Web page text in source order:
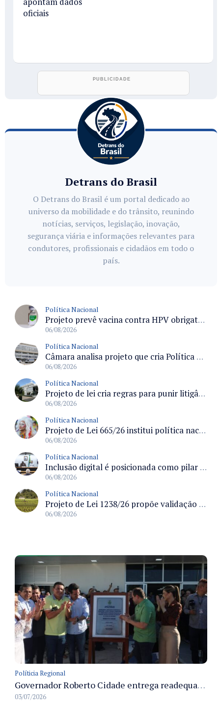
oficiais
Detrans do Brasil
O Detrans do Brasil é um portal dedicado ao
universo da mobilidade e do trânsito, reunindo
notícias, serviços, legislação, inovação,
segurança viária e informações relevantes para
condutores, profissionais e cidadãos em todo o
país.
Política Nacional
Projeto prevê vacina contra HPV obrigatória e testes moleculares para rastreamento do câncer do colo do útero
06/08/2026
Política Nacional
Câmara analisa projeto que cria Política Nacional de Qualificação e Valorização da Preceptoria na Residência Médica
06/08/2026
Política Nacional
Projeto de lei cria regras para punir litigância abusiva reversa e integrar sistemas do Judiciário
06/08/2026
Política Nacional
Projeto de Lei 665/26 institui política nacional para prevenção ao transfeminicídio e prevê medidas de proteção e reparação
06/08/2026
Política Nacional
Inclusão digital é posicionada como pilar essencial da reurbanização de favelas e periferias
06/08/2026
Política Nacional
Projeto de Lei 1238/26 propõe validação automática do Cadastro Ambiental Rural para imóveis de até quatro módulos fiscais
06/08/2026
Políticia Regional
Governador Roberto Cidade entrega readequação do ambulatório da FCecon e amplia capacidade de atendimento oncológico em Manaus
03/07/2026